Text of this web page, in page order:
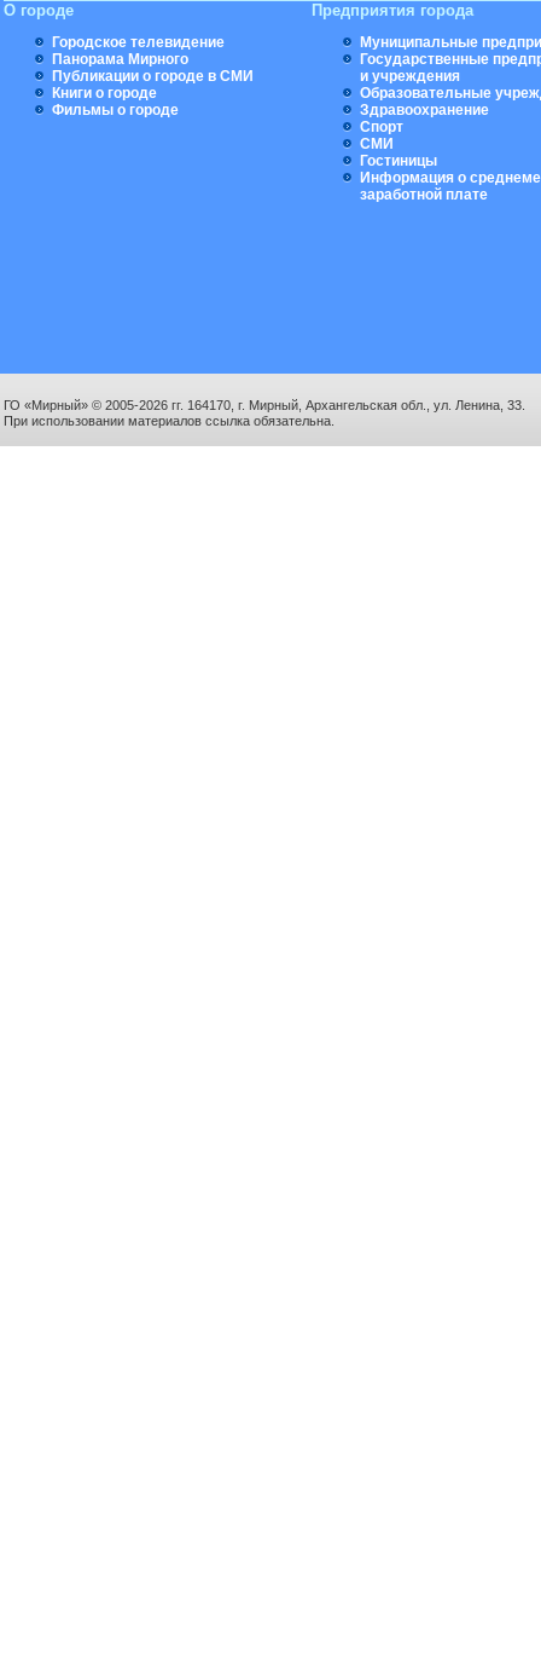
О городе
Городское телевидение
Панорама Мирного
Публикации о городе в СМИ
Книги о городе
Фильмы о городе
Предприятия города
Муниципальные
Государственные
и учреждения
Образовательные
Здравоохранение
Спорт
СМИ
Гостиницы
Информация о
заработной плате
ГО «Мирный» © 2005-2026 гг. 164170, г. Мирный, Архангельская обл., ул. Ленина, 33.
При использовании материалов ссылка обязательна.